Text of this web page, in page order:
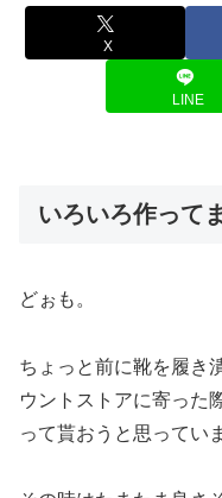
X
LINE
いろいろ作って
どぉも。
ちょっと前に靴を履き
ウントストアに寄った
って貰おうと思ってい